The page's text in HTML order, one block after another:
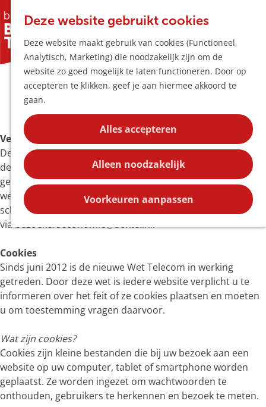
Deze website gebruikt cookies
Deze website maakt gebruik van cookies (Functioneel,
Analytisch, Marketing) die noodzakelijk zijn om de
website zo goed mogelijk te laten functioneren. Door op
accepteren te klikken, geef je aan hiermee akkoord te
gaan.
Alles accepteren
Alleen noodzakelijk
Voorkeuren aanpassen
r
d
e
h
o
m
e
a
g
e
K
a
r
t
Z
e
k
e
n
e
n
u
Hotspots
Uitagenda
Plan je bezoek
Bereikbaarheid
Overnachten
Kortingen
Blog
Contact
Disclaimer
Verantwoording
Deze website is met uiterste zorg samengesteld. Niets uit
deze uitgave mag verveelvoudigd worden en/of openbaar
gemaakt worden door middel van druk, fotokopie, scan of
welke andere wijze dan ook zonder voorafgaande
schriftelijke toestemming van de Gemeente Boxtel
via bezoekerseconomie@boxtel.nl.
Cookies
Sinds juni 2012 is de nieuwe Wet Telecom in werking
getreden. Door deze wet is iedere website verplicht u te
informeren over het feit of ze cookies plaatsen en moeten
u om toestemming vragen daarvoor.
Wat zijn cookies?
Cookies zijn kleine bestanden die bij uw bezoek aan een
website op uw computer, tablet of smartphone worden
geplaatst. Ze worden ingezet om wachtwoorden te
onthouden, gebruikers te herkennen en bezoek te meten.